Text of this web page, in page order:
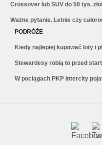
Crossover lub SUV do 50 tys.
Ważne pytanie. Letnie czy
PODRÓŻE
Kiedy najlepiej kupować loty i
Stewardesy robią to przed
W pociągach PKP Intercity